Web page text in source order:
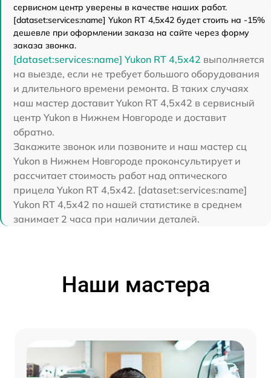
сервисном центр уверены в качестве наших работ.
[dataset:services:name] Yukon RT 4,5х42 будет стоить на -15%
дешевле при оформлении заказа на сайте через форму
заказа звонка.
[dataset:services:name] Yukon RT 4,5х42 выполняется
на выезде, если не требует большого оборудования
и длительного времени ремонта. В таких случаях
наш мастер доставит Yukon RT 4,5х42 в сервисный
центр Yukon в Нижнем Новгороде и доставит
обратно.
Закажите звонок или позвоните и наш мастер сц
Yukon в Нижнем Новгороде проконсультирует и
рассчитает стоимость работ над оптического
прицела Yukon RT 4,5х42. [dataset:services:name]
Yukon RT 4,5х42 по нашей статистике в среднем
занимает 2 часа при наличии деталей.
Наши мастера